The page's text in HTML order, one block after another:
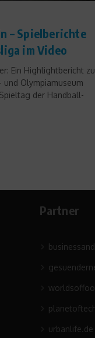
– Spielberichte
im Video
Ein Highlightbericht
und Olympiamuseum
der Handball-
Partner
urbanlife.de